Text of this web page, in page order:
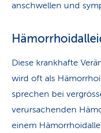
anschwellen und
Diese krankhafte
wird oft als
sprechen bei
verursachenden
einem